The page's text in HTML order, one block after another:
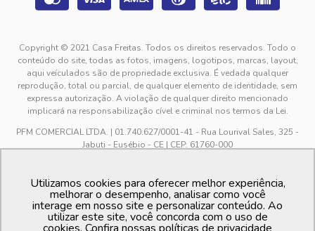
Copyright © 2021 Casa Freitas. Todos os direitos reservados. Todo o
conteúdo do site, todas as fotos, imagens, logotipos, marcas, layout,
aqui veículados são de propriedade exclusiva. É vedada qualquer
reprodução, total ou parcial, de qualquer elemento de identidade, sem
expressa autorização. A violação de qualquer direito mencionado
implicará na responsabilização cível e criminal nos termos da Lei.
PFM COMERCIAL LTDA. | 01.740.627/0001-41 - Rua Lourival Sales, 325 -
Jabuti - Eusébio - CE | CEP: 61760-000
feriados.
Os preços dos produtos estão sujeitos a alteração sem aviso prévio. O
preço valido é sempre o apresentado no momento da finalização da
compra, no carrinho de compras.
Utilizamos cookies para oferecer melhor experiência,
melhorar o desempenho, analisar como você
interage em nosso site e personalizar conteúdo. Ao
utilizar este site, você concorda com o uso de